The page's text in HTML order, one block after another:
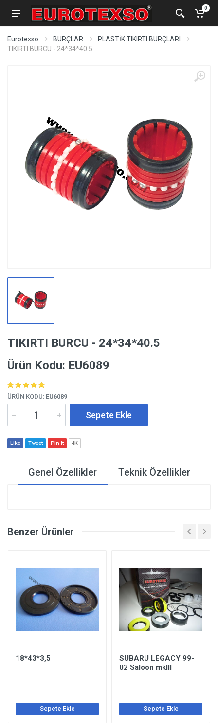
0
Eurotexso BURÇLAR
PLASTİK TIKIRTI BURÇLARI
TIKIRTI BURCU - 24*34*40.5
TIKIRTI BURCU - 24*34*40.5
Ürün Kodu: EU6089
ÜRÜN KODU: EU6089
Sepete Ekle
Like Tweet Pin It 4K
Genel Özellikler Teknik Özellikler
Benzer Ürünler
18*43*3,5
Sepete Ekle
SUBARU LEGACY 99-
02 Saloon mkIII
Sepete Ekle